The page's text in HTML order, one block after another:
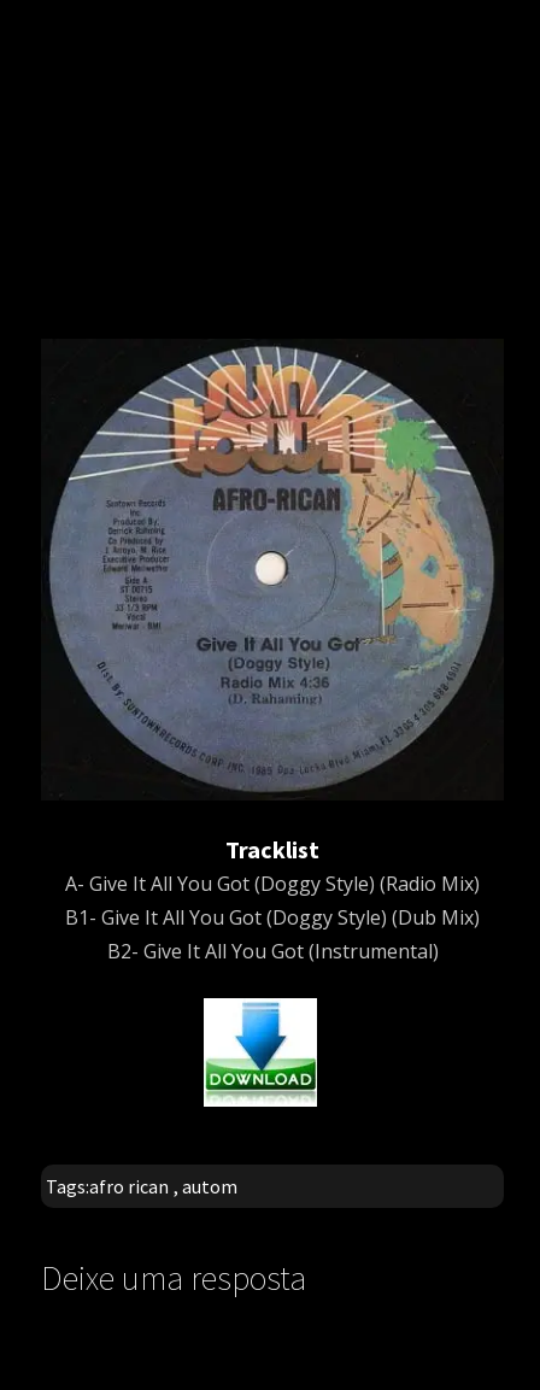
Tracklist
A- Give It All You Got (Doggy Style) (Radio Mix)
B1- Give It All You Got (Doggy Style) (Dub Mix)
B2- Give It All You Got (Instrumental)
Tags:afro rican ,autom
Deixe uma resposta